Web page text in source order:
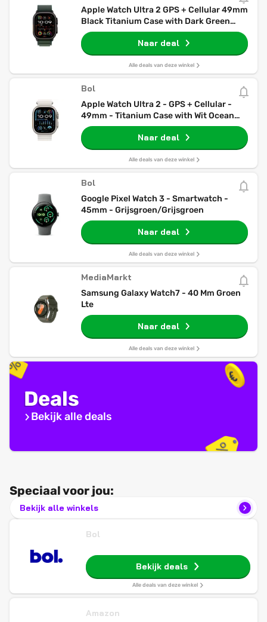
Apple Watch Ultra 2 GPS + Cellular 49mm
Black Titanium Case with Dark Green
Alpine Loop - Medium
Naar deal
Alle deals van deze winkel
Bol
Apple Watch Ultra 2 - GPS + Cellular -
49mm - Titanium Case with Wit Ocean
Band
Naar deal
Alle deals van deze winkel
Bol
Google Pixel Watch 3 - Smartwatch -
45mm - Grijsgroen/Grijsgroen
Naar deal
Alle deals van deze winkel
MediaMarkt
Samsung Galaxy Watch7 - 40 Mm Groen
Lte
Naar deal
Alle deals van deze winkel
Deals
Bekijk alle deals
Speciaal voor jou:
Bekijk alle winkels
Bol
Bekijk deals
Alle deals van deze winkel
Amazon